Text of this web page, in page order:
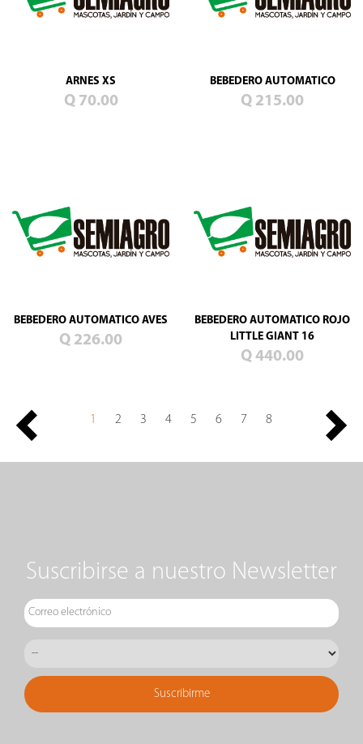
ARNES XS
Q 70.00
BEBEDERO AUTOMATICO
Q 215.00
BEBEDERO AUTOMATICO AVES
Q 226.00
BEBEDERO AUTOMATICO ROJO
LITTLE GIANT 16
Q 440.00
1 2 3 4 5 6 7 8
Suscribirse a nuestro Newsletter